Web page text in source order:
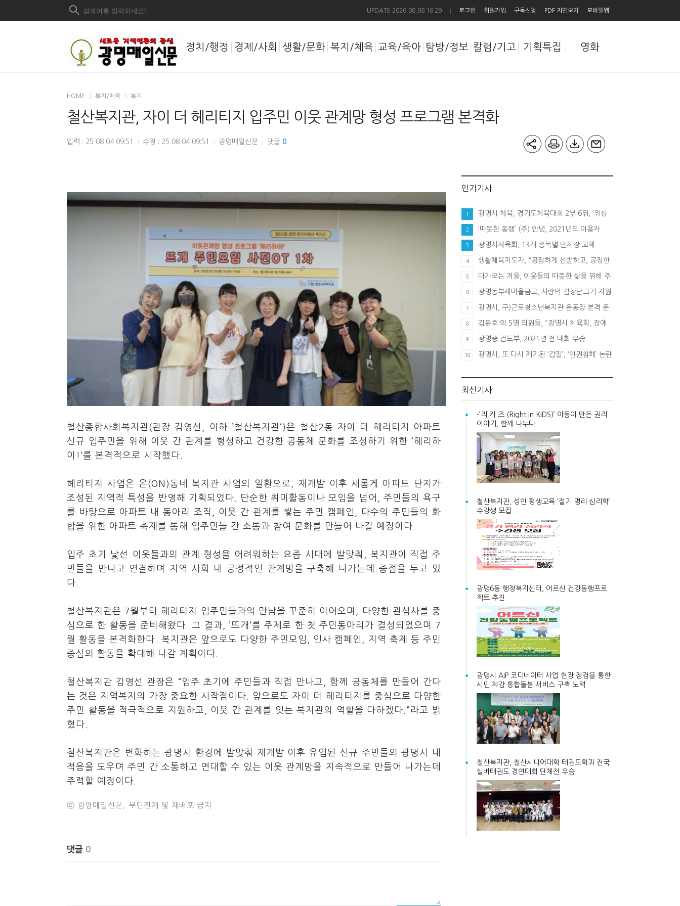
UPDATE 2026.08.08 16:29 로그인 회원가입 구독신청 PDF 지면보기 모바일웹
정치/행정 경제/사회 생활/문화 복지/체육 교육/육아 탐방/정보 칼럼/기고 기획특집 영화
HOME 복지/체육 복지
철산복지관, 자이 더 헤리티지 입주민 이웃 관계망 형성 프로그램 본격화
입력 : 25.08.04 09:51 | 수정 : 25.08.04 09:51 | 광명매일신문 | 댓글 0
철산종합사회복지관(관장 김영선, 이하 ’철산복지관‘)은 철산2동 자이 더 헤리티지 아파트
신규 입주민을 위해 이웃 간 관계를 형성하고 건강한 공동체 문화를 조성하기 위한 ’헤리하
이!‘를 본격적으로 시작했다.
헤리티지 사업은 온(ON)동네 복지관 사업의 일환으로, 재개발 이후 새롭게 아파트 단지가
조성된 지역적 특성을 반영해 기획되었다. 단순한 취미활동이나 모임을 넘어, 주민들의 욕구
를 바탕으로 아파트 내 동아리 조직, 이웃 간 관계를 쌓는 주민 캠페인, 다수의 주민들의 화
합을 위한 아파트 축제를 통해 입주민들 간 소통과 참여 문화를 만들어 나갈 예정이다.
입주 초기 낯선 이웃들과의 관계 형성을 어려워하는 요즘 시대에 발맞춰, 복지관이 직접 주
민들을 만나고 연결하며 지역 사회 내 긍정적인 관계망을 구축해 나가는데 중점을 두고 있
다.
철산복지관은 7월부터 헤리티지 입주민들과의 만남을 꾸준히 이어오며, 다양한 관심사를 중
심으로 한 활동을 준비해왔다. 그 결과, ’뜨개‘를 주제로 한 첫 주민동아리가 결성되었으며 7
월 활동을 본격화한다. 복지관은 앞으로도 다양한 주민모임, 인사 캠페인, 지역 축제 등 주민
중심의 활동을 확대해 나갈 계획이다.
철산복지관 김영선 관장은 “입주 초기에 주민들과 직접 만나고, 함께 공동체를 만들어 간다
는 것은 지역복지의 가장 중요한 시작점이다. 앞으로도 자이 더 헤리티지를 중심으로 다양한
주민 활동을 적극적으로 지원하고, 이웃 간 관계를 잇는 복지관의 역할을 다하겠다.”라고 밝
혔다.
철산복지관은 변화하는 광명시 환경에 발맞춰 재개발 이후 유입된 신규 주민들의 광명시 내
적응을 도우며 주민 간 소통하고 연대할 수 있는 이웃 관계망을 지속적으로 만들어 나가는데
주력할 예정이다.
ⓒ 광명매일신문, 무단전재 및 재배포 금지
댓글 0
인기기사
1
광명시 체육, 경기도체육대회 2부 6위, ‘위상
추락‘
2
‘따뜻한 동행’ (주) 안녕, 2021년도 이용자
1,200여명 "호평"
3 광명시체육회, 13개 종목별 단체장 교체
4
생활체육지도자, “공정하게 선발하고, 공정한
처우” 요구
5
다가오는 겨울, 이웃들의 따뜻한 삶을 위해 주
민들이 나섰다!
6
광명동부새마을금고, 사랑의 김장담그기 지원
금 전달식
7
광명시, 구)근로청소년복지관 운동장 본격 운
영
8
김윤호 외 5명 의원들, “광명시 체육회, 장애
인체육회 갑질 행위 규탄” 성명서 발표
9 광명중 검도부, 2021년 전 대회 우승
10 광명시, 또 다시 제기된 ‘갑질’, ‘인권침해’ 논란
최신기사
-‘리.키.즈.(Right In KIDS)’ 아동이 만든 권리
이야기, 함께 나누다
철산복지관, 성인 평생교육 ‘절기 명리 심리학’
수강생 모집
광명6동 행정복지센터, 어르신 건강동행프로
젝트 추진
광명시 AIP 코디네이터 사업 현장 점검을 통한
시민 체감 통합돌봄 서비스 구축 노력
철산복지관, 철산시니어대학 태권도학과 전국
실버태권도 경연대회 단체전 우승